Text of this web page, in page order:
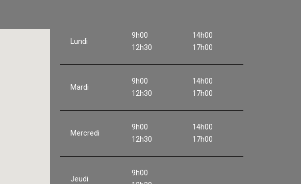
Lundi
9h00
12h30
14h00
17h00
Mardi
9h00
12h30
14h00
17h00
Mercredi
9h00
12h30
14h00
17h00
Jeudi
9h00